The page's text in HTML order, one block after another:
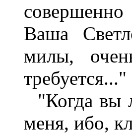
Ваша
милы,
требуется..."
"Когда вы
меня, ибо,